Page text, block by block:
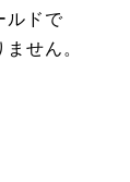
ルドで
せん。